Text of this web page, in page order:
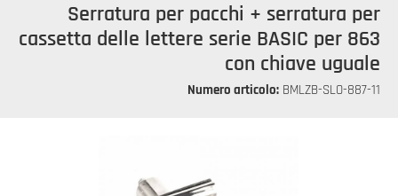
Serratura per pacchi + serratura per
cassetta delle lettere serie BASIC per 863
con chiave uguale
Numero articolo: BMLZB-SLO-887-11